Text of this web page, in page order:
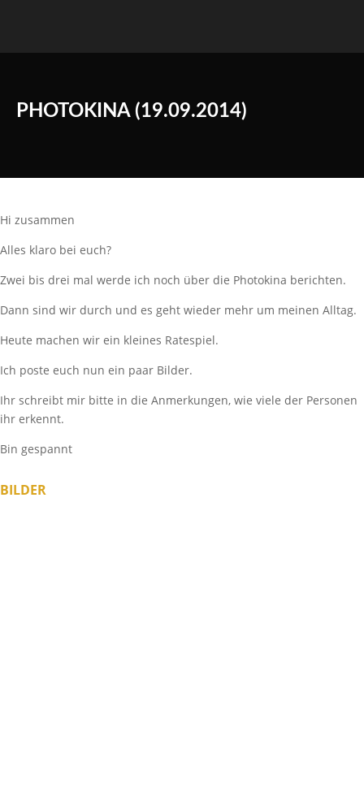
PHOTOKINA (19.09.2014)
Hi zusammen
Alles klaro bei euch?
Zwei bis drei mal werde ich noch über die Photokina berichten.
Dann sind wir durch und es geht wieder mehr um meinen Alltag.
Heute machen wir ein kleines Ratespiel.
Ich poste euch nun ein paar Bilder.
Ihr schreibt mir bitte in die Anmerkungen, wie viele der Personen
ihr erkennt.
Bin gespannt
BILDER